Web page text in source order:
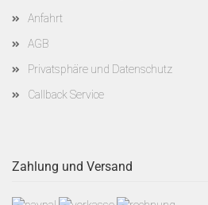
Anfahrt
AGB
Privatsphäre und Datenschutz
Callback Service
Zahlung und Versand